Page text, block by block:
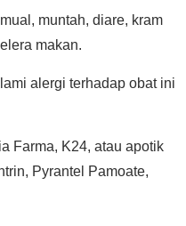
muntah, diare, kram
makan.
alergi terhadap obat ini
Farma, K24, atau apotik
Pyrantel Pamoate,